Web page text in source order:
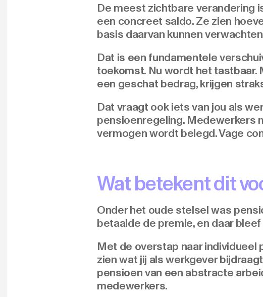
De meest zichtbare verandering
een concreet saldo. Ze zien
basis daarvan kunnen
Dat is een fundamentele
toekomst. Nu wordt het
een geschat bedrag, krijgen
Dat vraagt ook iets van jou als
pensioenregeling. Medewerkers
vermogen wordt belegd. Vage
Wat betekent dit
Onder het oude stelsel was
betaalde de premie, en daar
Met de overstap naar
zien wat jij als werkgever
pensioen van een abstracte
medewerkers.